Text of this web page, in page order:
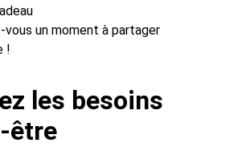
vous un moment à partager
!
les besoins
être